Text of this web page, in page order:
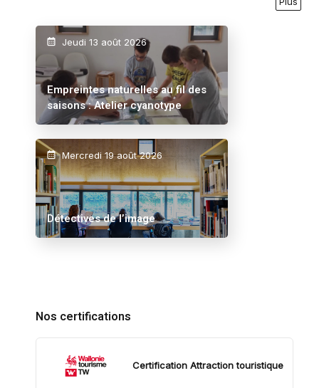
Jeudi 13 août 2026
Empreintes naturelles au fil des
saisons : Atelier cyanotype
Mercredi 19 août 2026
Détectives de l’image
Nos certifications
Certification Attraction touristique